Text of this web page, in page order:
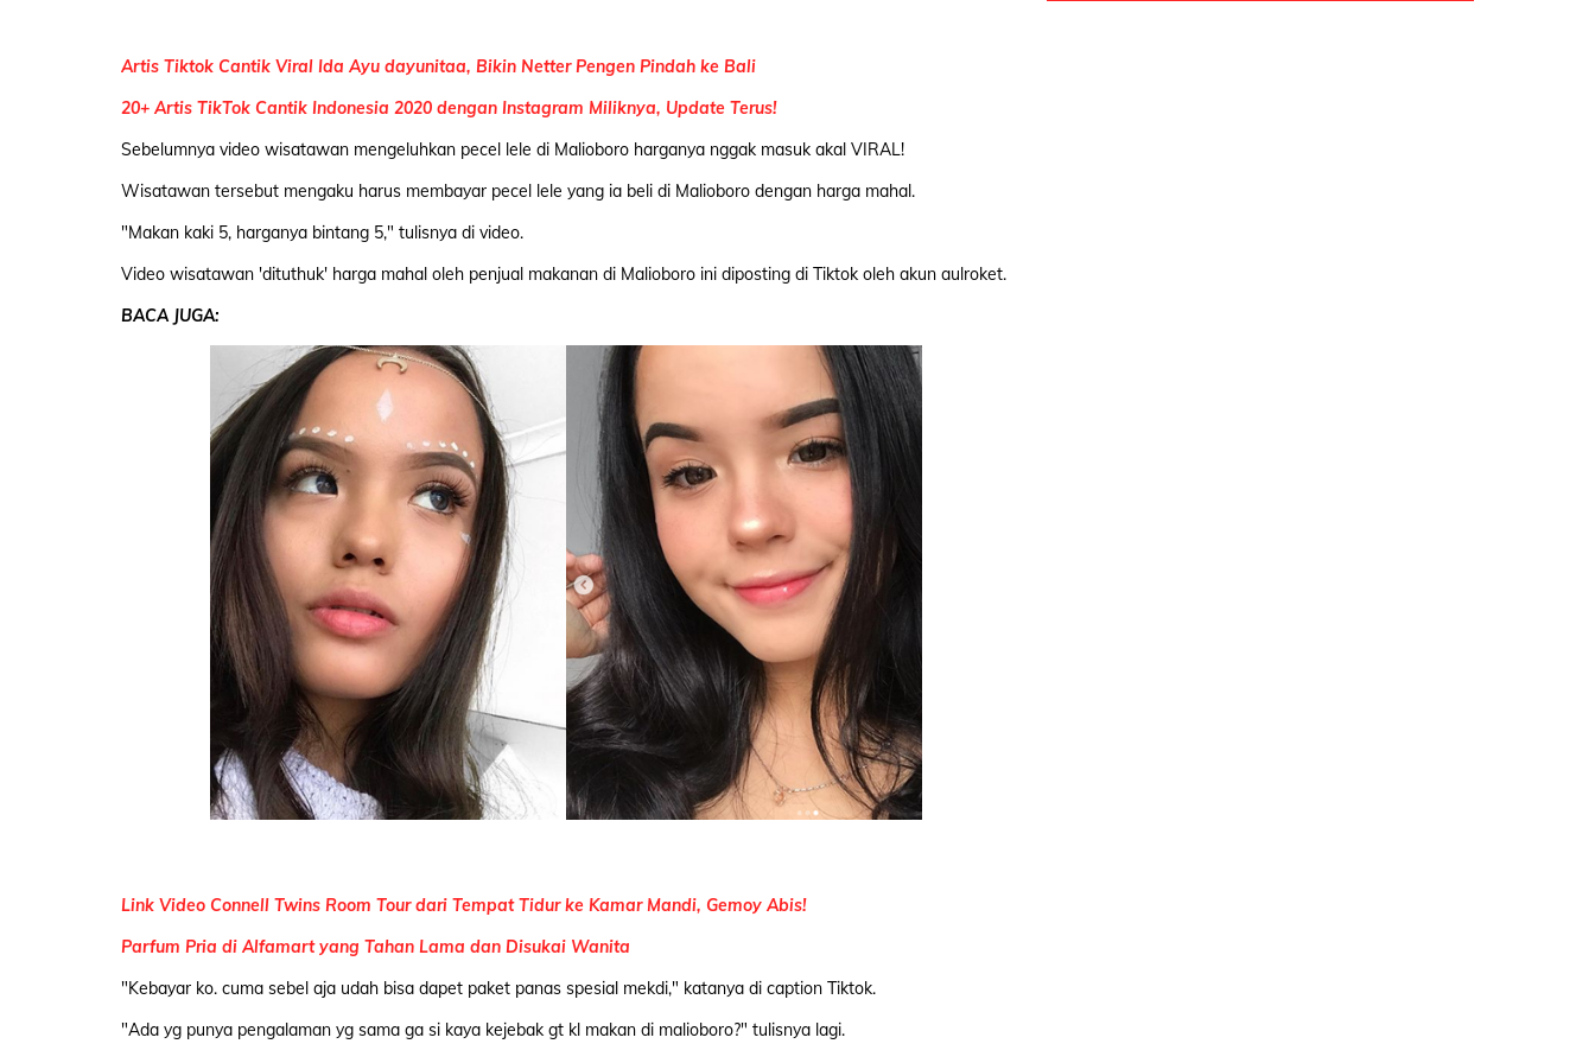
Artis Tiktok Cantik Viral Ida Ayu dayunitaa, Bikin Netter Pengen Pindah ke Bali
20+ Artis TikTok Cantik Indonesia 2020 dengan Instagram Miliknya, Update Terus!
Sebelumnya video wisatawan mengeluhkan pecel lele di Malioboro harganya nggak masuk akal VIRAL!
Wisatawan tersebut mengaku harus membayar pecel lele yang ia beli di Malioboro dengan harga mahal.
"Makan kaki 5, harganya bintang 5," tulisnya di video.
Video wisatawan 'dituthuk' harga mahal oleh penjual makanan di Malioboro ini diposting di Tiktok oleh akun aulroket.
BACA JUGA:
Link Video Connell Twins Room Tour dari Tempat Tidur ke Kamar Mandi, Gemoy Abis!
Parfum Pria di Alfamart yang Tahan Lama dan Disukai Wanita
"Kebayar ko. cuma sebel aja udah bisa dapet paket panas spesial mekdi," katanya di caption Tiktok.
"Ada yg punya pengalaman yg sama ga si kaya kejebak gt kl makan di malioboro?" tulisnya lagi.